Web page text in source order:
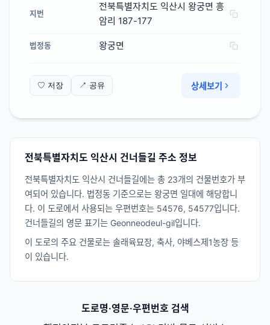
지번
전북특별자치도 익산시 왕궁면 흥
암리 187-177
법정동 왕궁면
♡ 저장 ↗ 공유 상세보기
전북특별자치도 익산시 건너들길 주소 정보
전북특별자치도 익산시 건너들길에는 총 23개의 건물번호가 부
여되어 있습니다. 법정동 기준으로는 왕궁면 일대에 해당합니
다. 이 도로에서 사용되는 우편번호는 54576, 54577입니다.
건너들길의 영문 표기는 Geonneodeul-gil입니다.
이 도로의 주요 건물로는 솔래육묘장, 축사, 야베스제1농장 등
이 있습니다.
도로명·영문·우편번호 검색